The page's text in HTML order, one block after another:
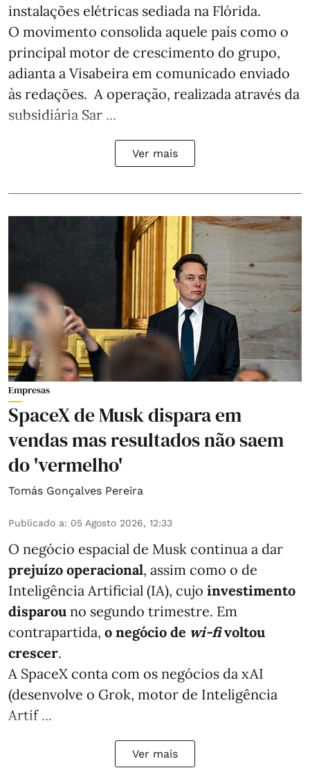
instalações elétricas sediada na Flórida.
O movimento consolida aquele país como o
principal motor de crescimento do grupo,
adianta a Visabeira em comunicado enviado
às redações. A operação, realizada através da
subsidiária Sar ...
Ver mais
Empresas
SpaceX de Musk dispara em
vendas mas resultados não saem
do 'vermelho'
Tomás Gonçalves Pereira
Publicado a: 05 Agosto 2026, 12:33
O negócio espacial de Musk continua a dar
prejuízo operacional, assim como o de
Inteligência Artificial (IA), cujo investimento
disparou no segundo trimestre. Em
contrapartida, o negócio de wi-fivoltou
crescer.
A SpaceX conta com os negócios da xAI
(desenvolve o Grok, motor de Inteligência
Artif ...
Ver mais